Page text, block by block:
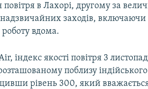
в Лахорі, другому за
заходів, включаючи
вдома.
індекс якості повітря 3
поблизу
рівень 300, який